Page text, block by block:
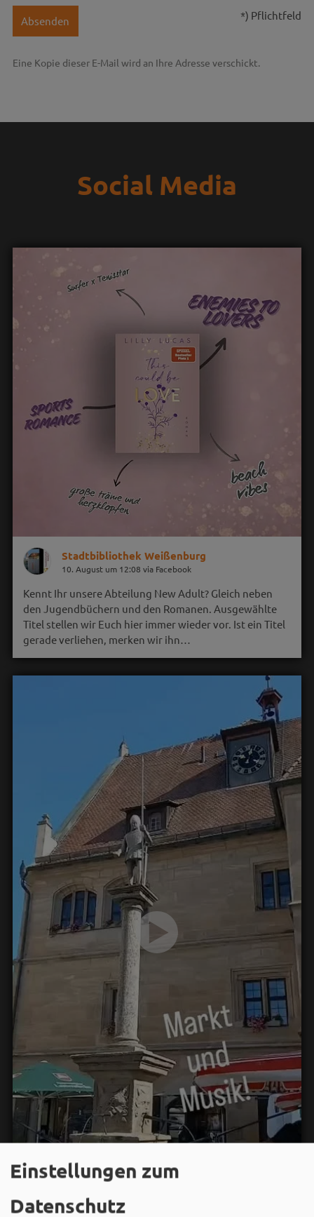
Absenden *) Pflichtfeld
Eine Kopie dieser E-Mail wird an Ihre Adresse verschickt.
Social Media
Stadtbibliothek Weißenburg
10. August um 12:08 via Facebook
Kennt Ihr unsere Abteilung New Adult? Gleich neben
den Jugendbüchern und den Romanen. Ausgewählte
Titel stellen wir Euch hier immer wieder vor. Ist ein Titel
gerade verliehen, merken wir ihn…
Wir in Weißenburg
Einstellungen zum
Datenschutz